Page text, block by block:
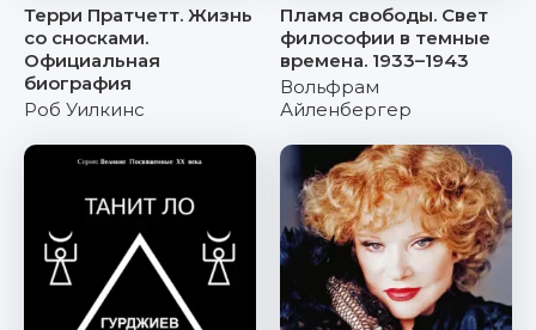
Терри Пратчетт. Жизнь
со сносками.
Официальная
биография
Роб Уилкинс
Пламя свободы. Свет
философии в темные
времена. 1933–1943
Вольфрам
Айленбергер